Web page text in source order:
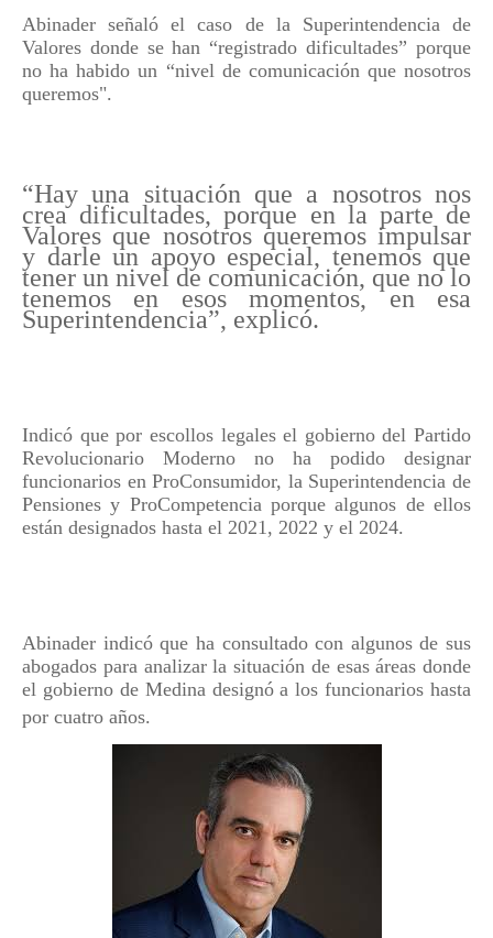
Abinader señaló el caso de la Superintendencia de
Valores donde se han “registrado dificultades” porque
no ha habido un “nivel de comunicación que nosotros
queremos".
“Hay una situación que a nosotros nos
crea dificultades, porque en la parte de
Valores que nosotros queremos impulsar
y darle un apoyo especial, tenemos que
tener un nivel de comunicación, que no lo
tenemos en esos momentos, en esa
Superintendencia”, explicó.
Indicó que por escollos legales el gobierno del Partido
Revolucionario Moderno no ha podido designar
funcionarios en ProConsumidor, la Superintendencia de
Pensiones y ProCompetencia porque algunos de ellos
están designados hasta el 2021, 2022 y el 2024.
Abinader indicó que ha consultado con algunos de sus
abogados para analizar la situación de esas áreas donde
el gobierno de Medina designó a los funcionarios hasta
por cuatro años.